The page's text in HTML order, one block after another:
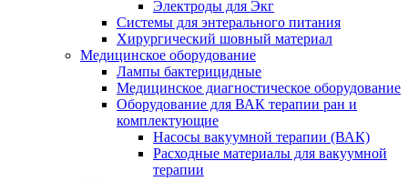
Электроды для Экг
Системы для энтерального питания
Хирургический шовный материал
Медицинское оборудование
Лампы бактерицидные
Медицинское диагностическое оборудование
Оборудование для ВАК терапии ран и
комплектующие
Насосы вакуумной терапии (ВАК)
Расходные материалы для вакуумной
терапии